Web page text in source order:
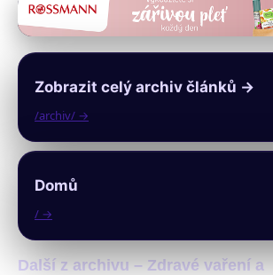
Zobrazit celý archiv článků →
/archiv/ →
Domů
/ →
Další z archivu – Zdravé vaření a